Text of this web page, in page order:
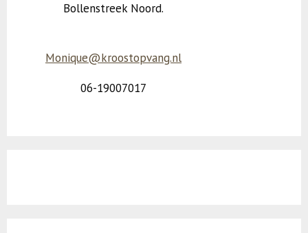
Bollenstreek Noord.
Monique@kroostopvang.nl
06-19007017